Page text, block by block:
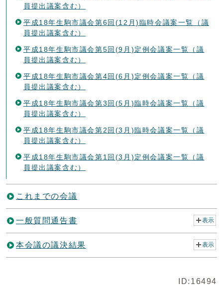
員提出議案含む）
平成18年生駒市議会第6回(12月)臨時会議案一覧（議
員提出議案含む）
平成18年生駒市議会第5回(9月)定例会議案一覧（議
員提出議案含む）
平成18年生駒市議会第4回(6月)定例会議案一覧（議
員提出議案含む）
平成18年生駒市議会第3回(5月)臨時会議案一覧（議
員提出議案含む）
平成18年生駒市議会第2回(3月)臨時会議案一覧（議
員提出議案含む）
平成18年生駒市議会第1回(3月)定例会議案一覧（議
員提出議案含む）
これまでの会議
一般質問通告書 表示
本会議の議決結果 表示
ID:16494